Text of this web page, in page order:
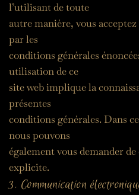
l’utilisant de toute
autre manière, vous
par les
conditions générales
utilisation de ce
site web implique la
présentes
conditions générales. Dans
nous pouvons
également vous demander
explicite.
3. Communication